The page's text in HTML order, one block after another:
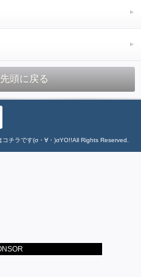
頭に戻る
チラです(σ・∀・)σYO!!All Rights Reserved.